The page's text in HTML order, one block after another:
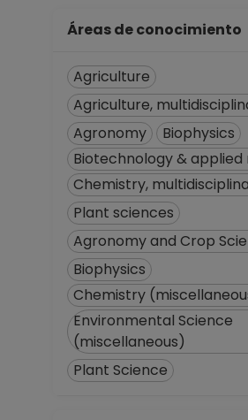
Áreas de conocimiento
Agriculture
Agriculture,
Agronomy
Biophysics
Biotechnology &
Chemistry,
Plant sciences
Agronomy and Crop
Biophysics
Chemistry
Environmental Science
(miscellaneous)
Plant Science